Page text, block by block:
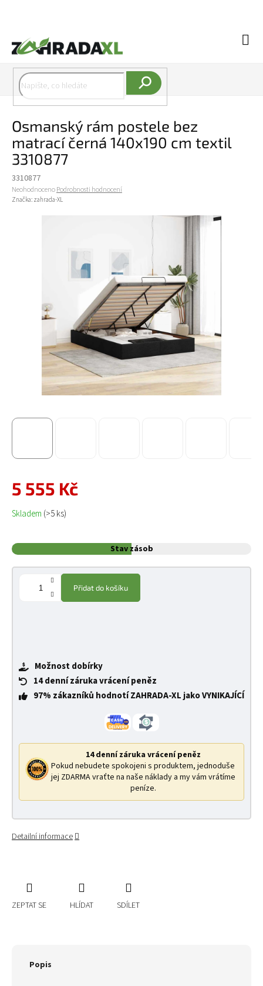
Osmanský rám postele bez
matrací černá 140x190 cm textil
3310877
3310877
Průměrné hodnocení produktu je 0,0 z 5 hvězdiček.
NeohodnocenoPodrobnosti hodnocení
Značka: zahrada-XL
5 555 Kč
Měrná cena:
Skladem (>5 ks)
Stav zásob
Přidat do košíku
Možnost dobírky
14 denní záruka vrácení peněz
97% zákazníků hodnotí ZAHRADA-XL jako VYNIKAJÍCÍ
14 denní záruka vrácení peněz
Pokud nebudete spokojeni s produktem, jednoduše
jej ZDARMA vraťte na naše náklady a my vám vrátíme
peníze.
Detailní informace
ZEPTAT SE HLÍDAT SDÍLET
Popis